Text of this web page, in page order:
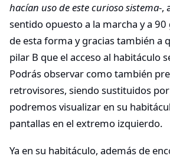
hacían uso de este curioso sistema-,
sentido opuesto a la marcha y a
de esta forma y gracias también a
pilar B que el acceso al habitáculo
Podrás observar como también
retrovisores, siendo sustituidos
podremos visualizar en su
pantallas en el extremo izquierdo.
Ya en su habitáculo, además de